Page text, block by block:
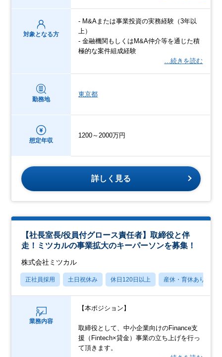
対象となる方
- M&Aまたは事業投資の実務経験（3年以
上）
- 金融機関もしくはM&A仲介等を通じた積
極的な案件組成経験
…続きを読む
勤務地
東京都
想定年収
1200～2000万円
詳しく見る
【社長室長/役員付グロース責任者】取締役と伴
走！ミツカルの事業拡大のキーパーソンを募集！
株式会社ミツカル
正社員採用 土日祝休み 休日120日以上 産休・育休あり
業務内容
【本ポジション】
取締役として、中小企業向けのFinance支
援（Fintech×貸金）事業の立ち上げを行っ
て頂きます。